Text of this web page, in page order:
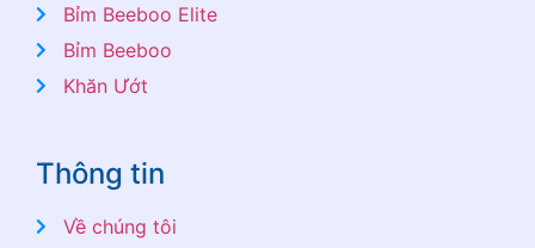
Bỉm Beeboo Elite
Bỉm Beeboo
Khăn Ướt
Thông tin
Về chúng tôi